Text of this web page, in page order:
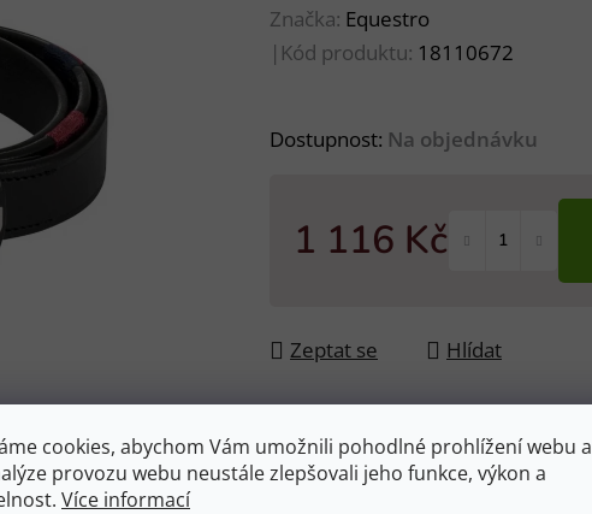
cookies, abychom Vám umožnili pohodlné prohlížení webu a
provozu webu neustále zlepšovali jeho funkce, výkon a
Více informací
Značka: Equestro
| Kód produktu: 18110672
Dostupnost: Na objednávku
1 116 Kč
Zeptat se Hlídat